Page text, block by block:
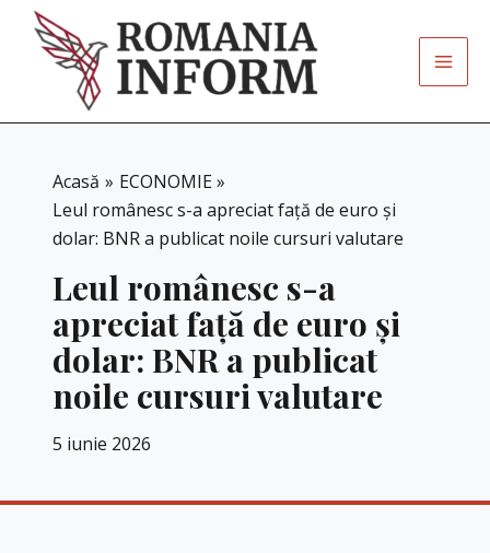
content
Acasă
ECONOMIE
Leul românesc s-a apreciat față de euro și
dolar: BNR a publicat noile cursuri valutare
Leul românesc s-a
apreciat față de euro și
dolar: BNR a publicat
noile cursuri valutare
5 iunie 2026